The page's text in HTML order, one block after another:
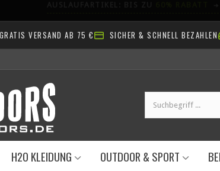
GRATIS VERSAND AB 75 € SICHER & SCHNELL BEZAHLEN
H2O KLEIDUNG OUTDOOR & SPORT